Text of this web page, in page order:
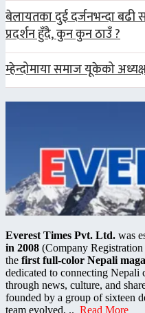
बेलायतका दुई दर्जनभन्दा बढी
प्रदर्शन हुँदै, कुन कुन ठाउँ ?
म्हेन्दोमाया समाज यूकेको
Everest Times Pvt. Ltd. was
in 2008 (Company
the first full-color Nepali
dedicated to connecting Nepali
through news, culture, and
founded by a group of sixteen
team evolved, .. Read More